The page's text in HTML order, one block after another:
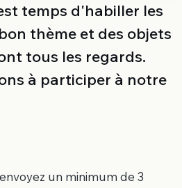
temps d'habiller les
thème et des objets
tous les regards.
à participer à notre
un minimum de 3